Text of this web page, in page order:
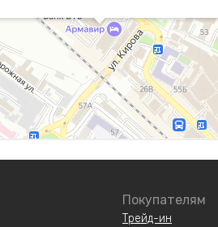
Покупателям
Трейд-ин